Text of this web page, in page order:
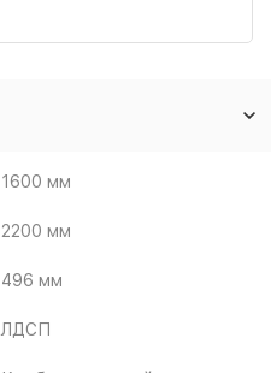
1600 мм
2200 мм
496 мм
ЛДСП